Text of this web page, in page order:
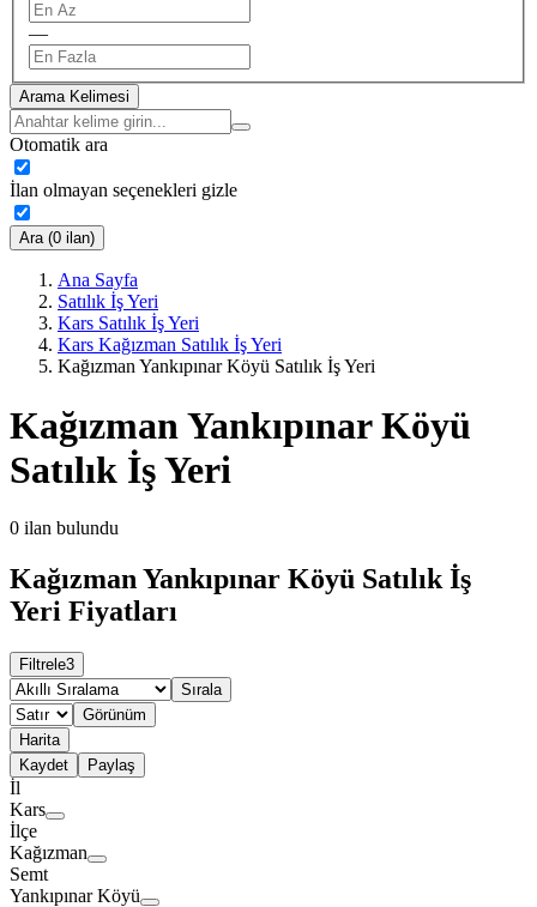
—
Arama Kelimesi
Otomatik ara
İlan olmayan seçenekleri gizle
Ara (0 ilan)
Ana Sayfa
Satılık İş Yeri
Kars Satılık İş Yeri
Kars Kağızman Satılık İş Yeri
Kağızman Yankıpınar Köyü Satılık İş Yeri
Kağızman Yankıpınar Köyü
Satılık İş Yeri
0 ilan bulundu
Kağızman Yankıpınar Köyü Satılık İş
Yeri Fiyatları
Filtrele3
Sırala
Görünüm
Harita
Kaydet
Paylaş
İl
Kars
İlçe
Kağızman
Semt
Yankıpınar Köyü